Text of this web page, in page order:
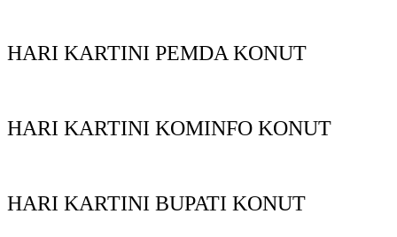
HARI KARTINI PEMDA KONUT
HARI KARTINI KOMINFO KONUT
HARI KARTINI BUPATI KONUT